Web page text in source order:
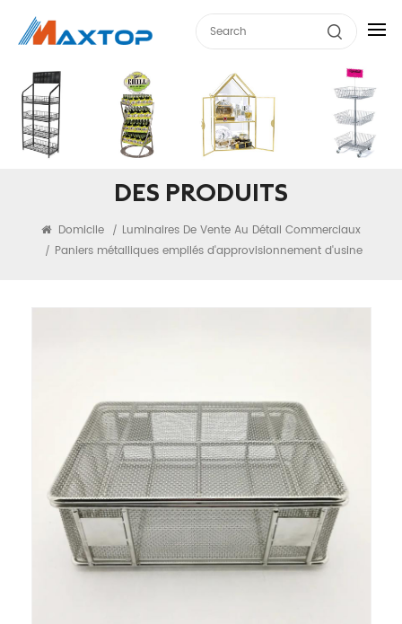
DES PRODUITS
Domicile / Luminaires De Vente Au Détail Commerciaux
/ Paniers métalliques empilés d'approvisionnement d'usine